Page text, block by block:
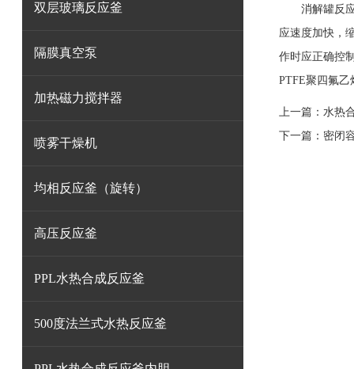
消解罐反应
应速度加快，
作时应正确控
PTFE聚四氟
上一篇： 水热
下一篇： 密闭
双层玻璃反应釜
隔膜真空泵
加热磁力搅拌器
喷雾干燥机
均相反应釜（旋转）
高压反应釜
PPL水热合成反应釜
500度法兰式水热反应釜